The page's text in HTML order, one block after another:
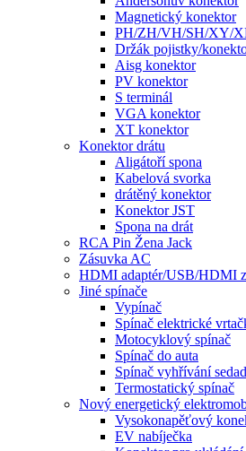
Magnetický konektor
PH/ZH/VH/SH/XY/
Držák pojistky/
Aisg konektor
PV konektor
S terminál
VGA konektor
XT konektor
Konektor drátu
Aligátoří spona
Kabelová svorka
drátěný konektor
Konektor JST
Spona na drát
RCA Pin Žena Jack
Zásuvka AC
HDMI adaptér/USB/HDMI
Jiné spínače
Vypínač
Spínač elektrické
Motocyklový spínač
Spínač do auta
Spínač vyhřívání
Termostatický spínač
Nový energetický
Vysokonapěťový
EV nabíječka